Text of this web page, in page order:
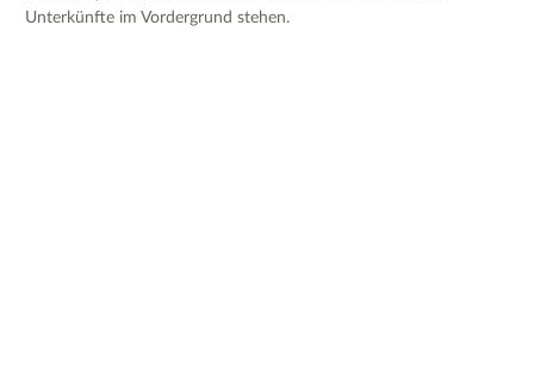
Unterkünfte im Vordergrund stehen.